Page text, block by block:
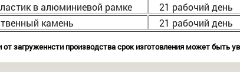
в алюминиевой рамке
21 рабочий день
камень
21 рабочий день
от загруженнсти производства срок изготовления может быть